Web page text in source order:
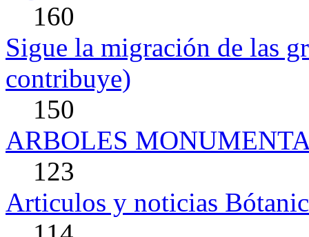
160
Sigue la migración de las
contribuye)
150
ARBOLES
123
Articulos y noticias